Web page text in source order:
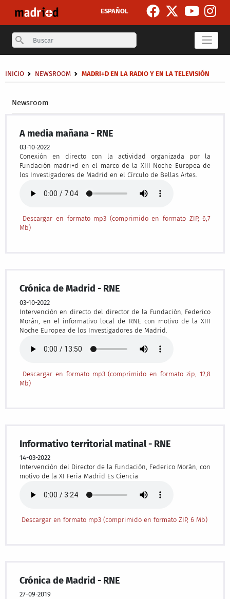
ESPAÑOL
Search
Newsroom
Breadcrumb
INICIO NEWSROOM MADRI+D EN LA RADIO Y EN LA TELEVISIÓN
A media mañana - RNE
03-10-2022
Conexión en directo con la actividad organizada por la
Fundación madri+d en el marco de la XIII Noche Europea de
los Investigadores de Madrid en el Círculo de Bellas Artes.
Descargar en formato mp3 (comprimido en formato ZIP, 6,7
Mb)
Crónica de Madrid - RNE
03-10-2022
Intervención en directo del director de la Fundación, Federico
Morán, en el informativo local de RNE con motivo de la XIII
Noche Europea de los Investigadores de Madrid.
Descargar en formato mp3 (comprimido en formato zip, 12,8
Mb)
Informativo territorial matinal - RNE
14-03-2022
Intervención del Director de la Fundación, Federico Morán, con
motivo de la XI Feria Madrid Es Ciencia
Descargar en formato mp3 (comprimido en formato ZIP, 6 Mb)
Crónica de Madrid - RNE
27-09-2019